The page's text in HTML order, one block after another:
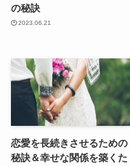
の秘訣
2023.06.21
恋愛を長続きさせるための
秘訣＆幸せな関係を築くた